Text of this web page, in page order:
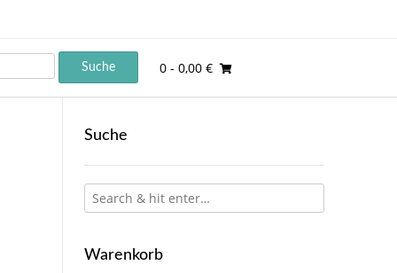
0- 0,00 €
Suche
Warenkorb